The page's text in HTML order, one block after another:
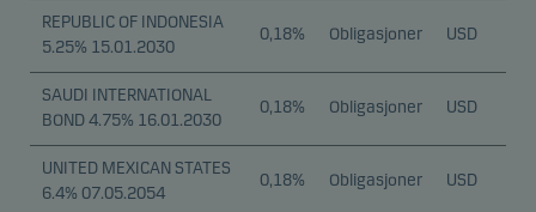
REPUBLIC OF INDONESIA
5.25% 15.01.2030
0,18% Obligasjoner USD
SAUDI INTERNATIONAL
BOND 4.75% 16.01.2030
0,18% Obligasjoner USD
UNITED MEXICAN STATES
6.4% 07.05.2054
0,18% Obligasjoner USD